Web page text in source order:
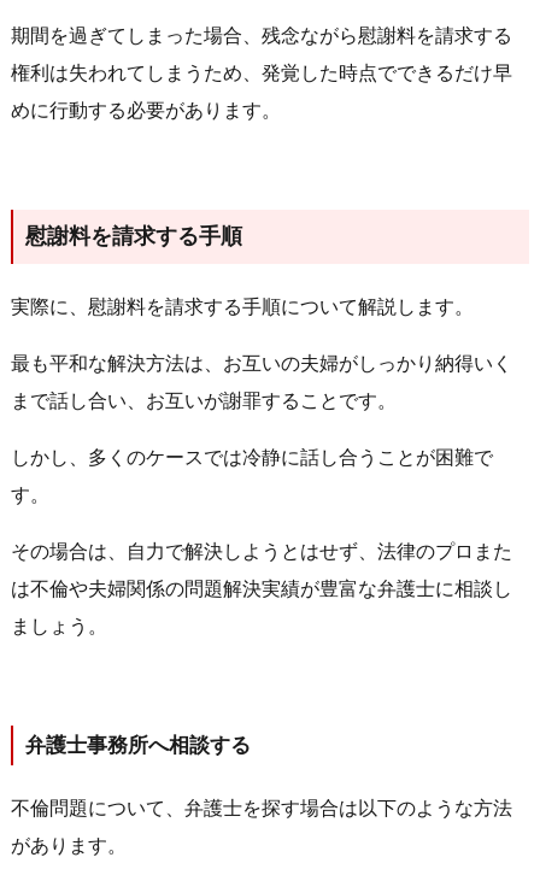
期間を過ぎてしまった場合、残念ながら慰謝料を請求する
権利は失われてしまうため、発覚した時点でできるだけ早
めに行動する必要があります。
慰謝料を請求する手順
実際に、慰謝料を請求する手順について解説します。
最も平和な解決方法は、お互いの夫婦がしっかり納得いく
まで話し合い、お互いが謝罪することです。
しかし、多くのケースでは冷静に話し合うことが困難で
す。
その場合は、自力で解決しようとはせず、法律のプロまた
は不倫や夫婦関係の問題解決実績が豊富な弁護士に相談し
ましょう。
弁護士事務所へ相談する
不倫問題について、弁護士を探す場合は以下のような方法
があります。